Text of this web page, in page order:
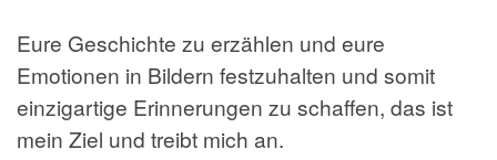
Eure Geschichte zu erzählen und eure
Emotionen in Bildern festzuhalten und somit
einzigartige Erinnerungen zu schaffen, das ist
mein Ziel und treibt mich an.